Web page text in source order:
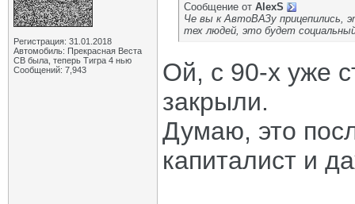
Регистрация: 31.01.2018
Автомобиль: Прекрасная Веста
СВ была, теперь Тигра 4 нью
Сообщений: 7,943
Сообщение от AlexS
Че вы к АвтоВАЗу прицепились,
тех людей, это будет
Ой, с 90-х уже
закрыли.
Думаю, это
капиталист и